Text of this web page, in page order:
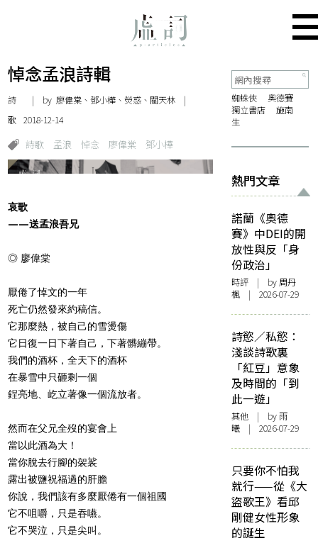
悼念孟浪詩輯
詩
歌
| by 廖偉棠、鄧小樺、熒惑、關天林 |
2018-12-14
詩歌 孟浪 悼念 廖偉棠 鄧小樺
哀歌
——送孟浪吾兄
◎ 廖偉棠
厭倦了悼文的一年
死亡仍然發來約稿信。
它那麼熱，被自己的雪燙傷
它日復一日下著自己，下著髒繃帶。
我們的酒杯，全天下的酒杯
在暴雪中只砸剩一個
鋥亮地、屹立著像一個流放者。
然而在父兄全歿的宴會上
當以此酒為大！
當你脫去行腳的袈裟
露出被鹽祝福過的肝膽
你說，我們該有多麼厭倦有一個祖國
它不咀嚼，只是吞嚥。
它不哭泣，只是尖叫。
蜘蛛俠
奧德賽
獨立書店
施南
生
熱門文章
諾蘭《奧德
賽》中DEI的開
放性與反「身
份政治」
時評 | by周丹
楓 | 2026-07-29
詩慾／私慾：
淺談詩歌裏
「紅豆」意象
及時間的「到
此一遊」
其他 | by 雨
曦 | 2026-07-29
只要你不怕我
就行——從《大
盜歌王》看邱
剛健女性形象
的誕生